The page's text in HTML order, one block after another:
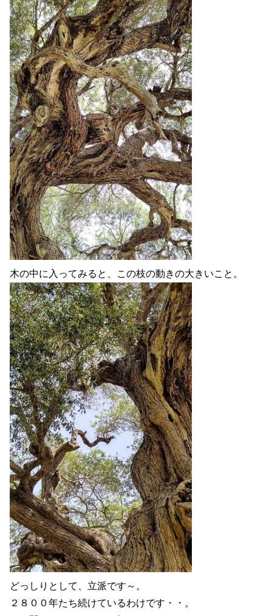
木の中に入ってみると、この枝の動きの大きいこと。
どっしりとして、立派です～。
２８００年たち続けているわけです・・。